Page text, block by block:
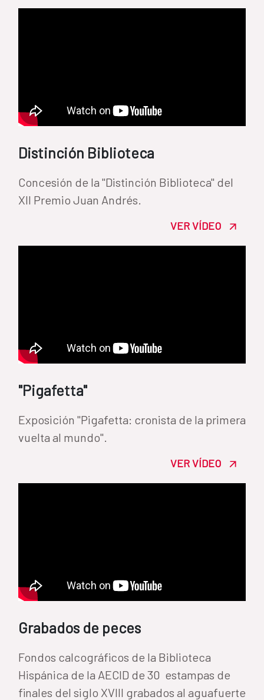
Distinción Biblioteca
Concesión de la "Distinción Biblioteca" del
XII Premio Juan Andrés.
VER VÍDEO
"Pigafetta"
Exposición "Pigafetta: cronista de la primera
vuelta al mundo".
VER VÍDEO
Grabados de peces
Fondos calcográficos de la Biblioteca
Hispánica de la AECID de 30 estampas de
finales del siglo XVIII grabados al aguafuerte